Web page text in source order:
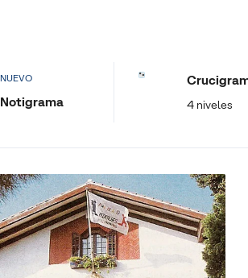
NUEVO
Notigrama 4 niveles